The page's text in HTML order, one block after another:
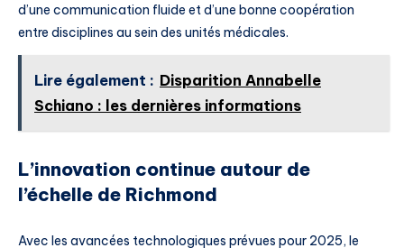
d’une communication fluide et d’une bonne coopération
entre disciplines au sein des unités médicales.
Lire également : Disparition Annabelle
Schiano : les dernières informations
L’innovation continue autour de
l’échelle de Richmond
Avec les avancées technologiques prévues pour 2025, le